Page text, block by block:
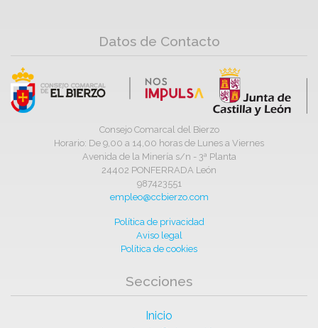
Datos de Contacto
Consejo Comarcal del Bierzo
Horario: De 9,00 a 14,00 horas de Lunes a Viernes
Avenida de la Minería s/n - 3ª Planta
24402 PONFERRADA León
987423551
empleo@ccbierzo.com
Política de privacidad
Aviso legal
Política de cookies
Secciones
Inicio